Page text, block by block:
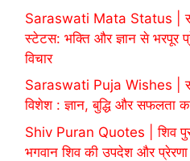
Saraswati Mata Status |
स्टेटस: भक्ति और ज्ञान से भरपूर
विचार
Saraswati Puja Wishes |
विशेश : ज्ञान, बुद्धि और सफलता
Shiv Puran Quotes | शिव
भगवान शिव की उपदेश और प्रेरणा